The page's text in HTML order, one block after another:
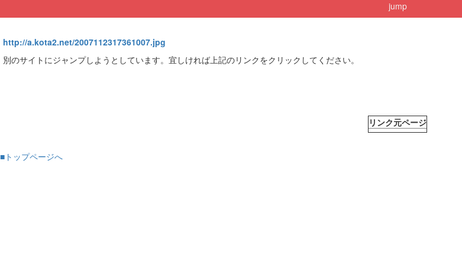
jump
http://a.kota2.net/2007112317361007.jpg
別のサイトにジャンプしようとしています。宜しければ上記のリンクをクリックしてください。
リンク元ページ
■トップページへ